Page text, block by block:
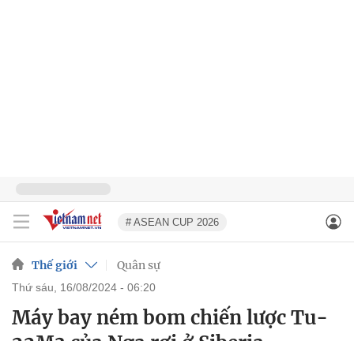
# ASEAN CUP 2026
Thế giới Quân sự
thứ sáu, 16/08/2024 - 06:20
Máy bay ném bom chiến lược Tu-